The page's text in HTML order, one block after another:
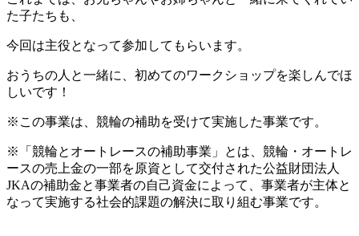
た子たちも、
今回は主役となって参加してもらいます。
おうちの人と一緒に、初めてのワークショップを楽しんでほ
しいです！
※この事業は、競輪の補助を受けて実施した事業です。
※「競輪とオートレースの補助事業」とは、競輪・オートレ
ースの売上金の一部を原資として交付された公益財団法人
JKAの補助金と事業者の自己資金によって、事業者が主体と
なって実施する社会的課題の解決に取り組む事業です。